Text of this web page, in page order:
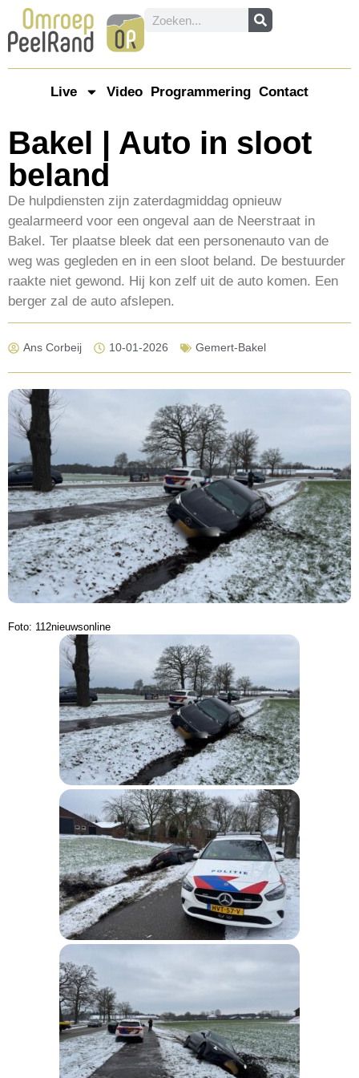
Live Video Programmering Contact
Bakel | Auto in sloot
beland
De hulpdiensten zijn zaterdagmiddag opnieuw
gealarmeerd voor een ongeval aan de Neerstraat in
Bakel. Ter plaatse bleek dat een personenauto van de
weg was gegleden en in een sloot beland. De bestuurder
raakte niet gewond. Hij kon zelf uit de auto komen. Een
berger zal de auto afslepen.
Ans Corbeij 10-01-2026 Gemert-Bakel
Foto: 112nieuwsonline